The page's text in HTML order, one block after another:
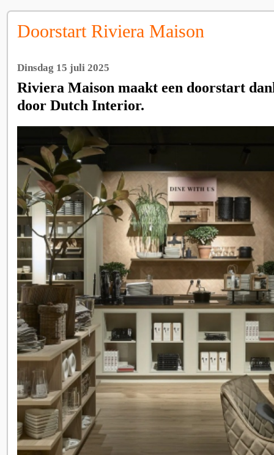
Doorstart Riviera Maison
Dinsdag 15 juli 2025
Riviera Maison maakt een doorstart
door Dutch Interior.